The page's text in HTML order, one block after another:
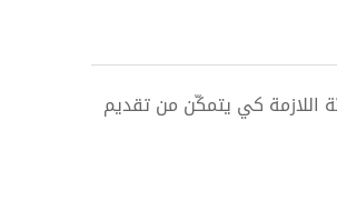
اللازمة كي يتمكّن من تقديم